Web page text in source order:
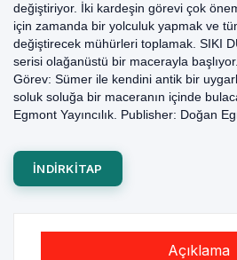
değiştiriyor. İki kardeşin görevi çok
için zamanda bir yolculuk yapmak ve
değiştirecek mühürleri toplamak. SIKI
serisi olağanüstü bir macerayla
Görev: Sümer ile kendini antik bir
soluk soluğa bir maceranın içinde
Egmont Yayıncılık. Publisher: Doğan
INDIRKITAP
Açıklama